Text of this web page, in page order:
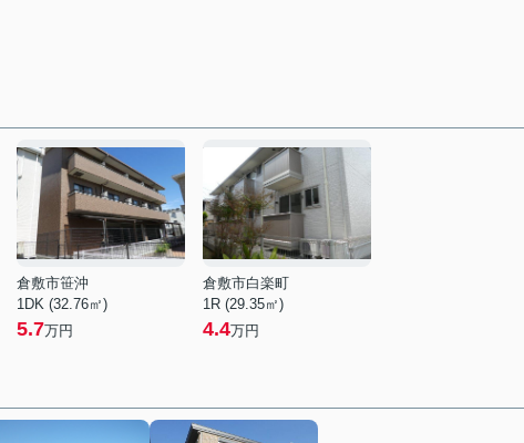
倉敷市笹沖
1DK (32.76㎡)
5.7万円
倉敷市白楽町
1R (29.35㎡)
4.4万円